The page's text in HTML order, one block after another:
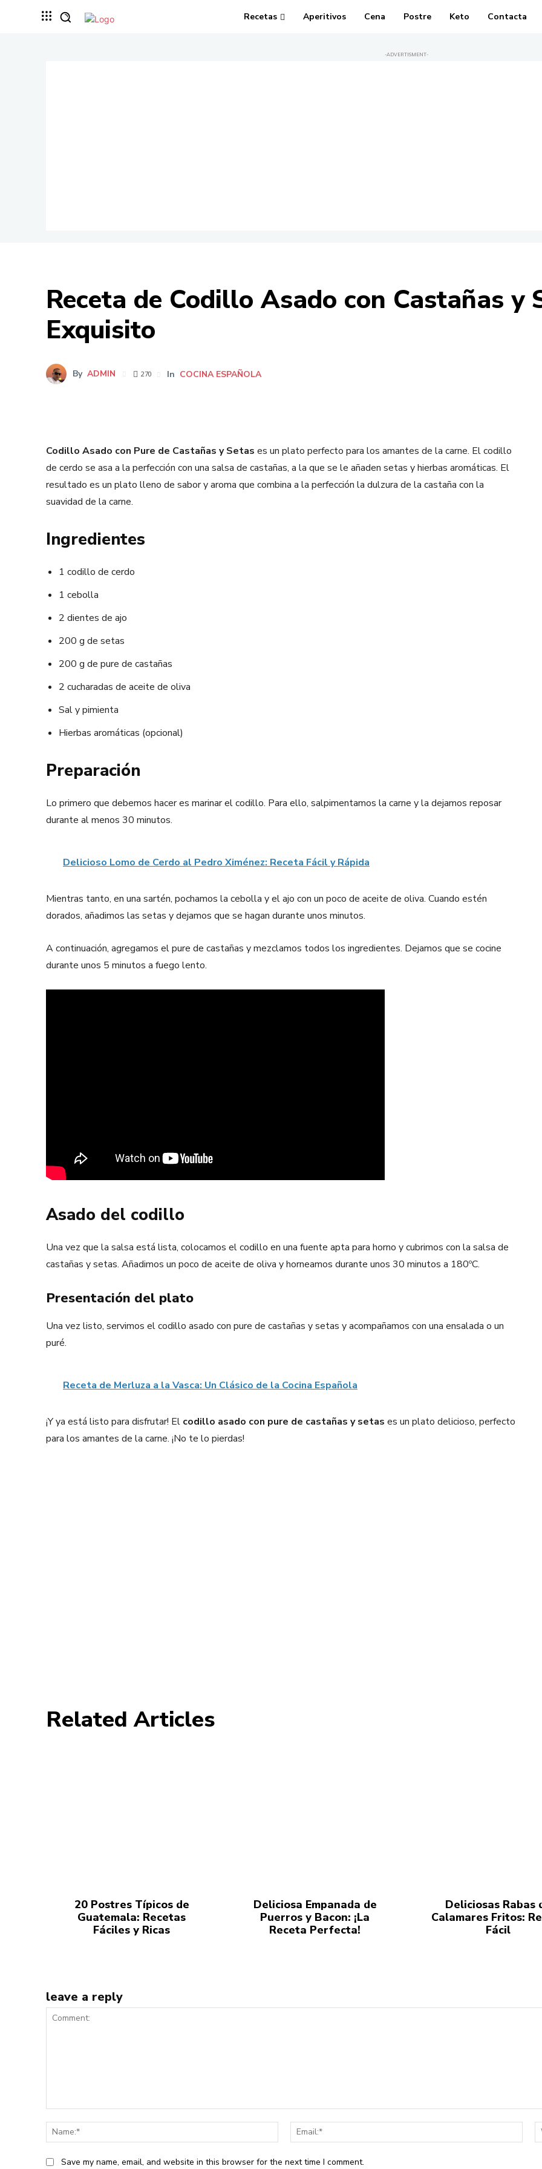
Recetas Aperitivos Cena Postre Keto Contacta
-ADVERTISMENT-
Receta de Codillo Asado con Castañas y
Exquisito
By ADMIN 270 In COCINA ESPAÑOLA
Codillo Asado con Pure de Castañas y Setas es un plato perfecto para los amantes de la carne. El codillo
de cerdo se asa a la perfección con una salsa de castañas, a la que se le añaden setas y hierbas aromáticas. El
resultado es un plato lleno de sabor y aroma que combina a la perfección la dulzura de la castaña con la
suavidad de la carne.
Ingredientes
1 codillo de cerdo
1 cebolla
2 dientes de ajo
200 g de setas
200 g de pure de castañas
2 cucharadas de aceite de oliva
Sal y pimienta
Hierbas aromáticas (opcional)
Preparación
Lo primero que debemos hacer es marinar el codillo. Para ello, salpimentamos la carne y la dejamos reposar
durante al menos 30 minutos.
Delicioso Lomo de Cerdo al Pedro Ximénez: Receta Fácil y Rápida
Mientras tanto, en una sartén, pochamos la cebolla y el ajo con un poco de aceite de oliva. Cuando estén
dorados, añadimos las setas y dejamos que se hagan durante unos minutos.
A continuación, agregamos el pure de castañas y mezclamos todos los ingredientes. Dejamos que se cocine
durante unos 5 minutos a fuego lento.
Asado del codillo
Una vez que la salsa está lista, colocamos el codillo en una fuente apta para horno y cubrimos con la salsa de
castañas y setas. Añadimos un poco de aceite de oliva y horneamos durante unos 30 minutos a 180ºC.
Presentación del plato
Una vez listo, servimos el codillo asado con pure de castañas y setas y acompañamos con una ensalada o un
puré.
Receta de Merluza a la Vasca: Un Clásico de la Cocina Española
¡Y ya está listo para disfrutar! El codillo asado con pure de castañas y setas es un plato delicioso, perfecto
para los amantes de la carne. ¡No te lo pierdas!
Related Articles
20 Postres Típicos de
Guatemala: Recetas
Fáciles y Ricas
Deliciosa Empanada de
Puerros y Bacon: ¡La
Receta Perfecta!
Deliciosas Rabas
Calamares Fritos:
Fácil
leave a reply
Name:*
Save my name, email, and website in this browser for the next time I comment.